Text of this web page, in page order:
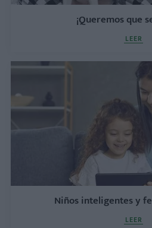
¡Queremos que
LEER
Niños inteligentes y
LEER